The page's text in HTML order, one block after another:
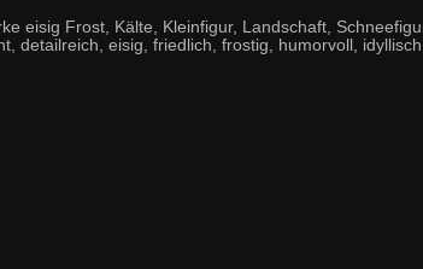
eisig Frost, Kälte, Kleinfigur, Landschaft,
detailreich, eisig, friedlich, frostig, humorvoll,